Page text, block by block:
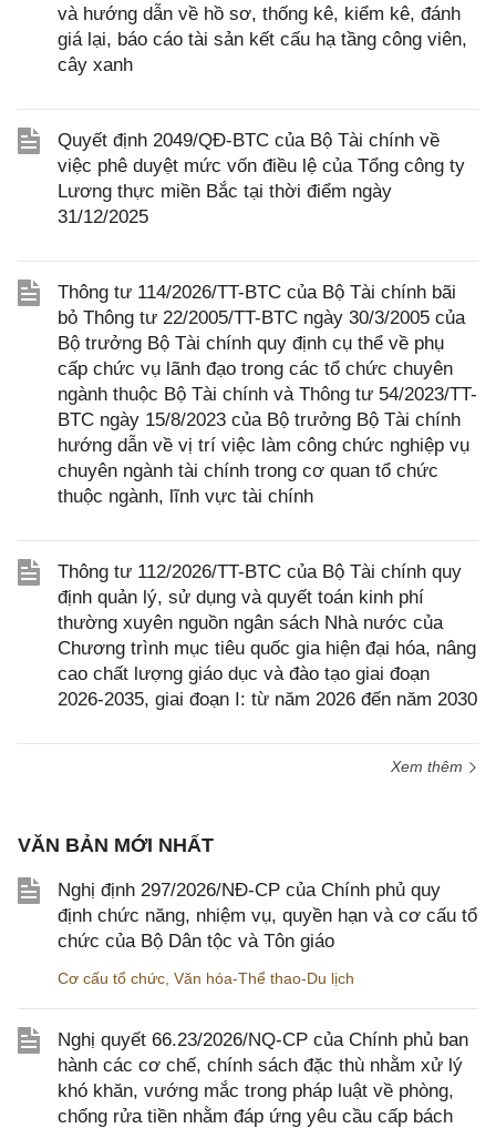
và hướng dẫn về hồ sơ, thống kê, kiểm kê, đánh
giá lại, báo cáo tài sản kết cấu hạ tầng công viên,
cây xanh
Quyết định 2049/QĐ-BTC của Bộ Tài chính về
việc phê duyệt mức vốn điều lệ của Tổng công ty
Lương thực miền Bắc tại thời điểm ngày
31/12/2025
Thông tư 114/2026/TT-BTC của Bộ Tài chính bãi
bỏ Thông tư 22/2005/TT-BTC ngày 30/3/2005 của
Bộ trưởng Bộ Tài chính quy định cụ thể về phụ
cấp chức vụ lãnh đạo trong các tổ chức chuyên
ngành thuộc Bộ Tài chính và Thông tư 54/2023/TT-
BTC ngày 15/8/2023 của Bộ trưởng Bộ Tài chính
hướng dẫn về vị trí việc làm công chức nghiệp vụ
chuyên ngành tài chính trong cơ quan tổ chức
thuộc ngành, lĩnh vực tài chính
Thông tư 112/2026/TT-BTC của Bộ Tài chính quy
định quản lý, sử dụng và quyết toán kinh phí
thường xuyên nguồn ngân sách Nhà nước của
Chương trình mục tiêu quốc gia hiện đại hóa, nâng
cao chất lượng giáo dục và đào tạo giai đoạn
2026-2035, giai đoạn I: từ năm 2026 đến năm 2030
Xem thêm
VĂN BẢN MỚI NHẤT
Nghị định 297/2026/NĐ-CP của Chính phủ quy
định chức năng, nhiệm vụ, quyền hạn và cơ cấu tổ
chức của Bộ Dân tộc và Tôn giáo
Cơ cấu tổ chức Văn hóa-Thể thao-Du lịch
Nghị quyết 66.23/2026/NQ-CP của Chính phủ ban
hành các cơ chế, chính sách đặc thù nhằm xử lý
khó khăn, vướng mắc trong pháp luật về phòng,
chống rửa tiền nhằm đáp ứng yêu cầu cấp bách